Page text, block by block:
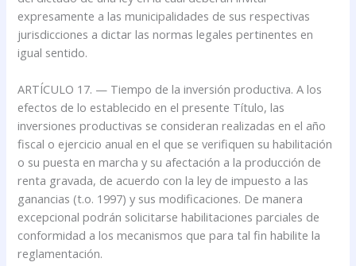
expresamente a las municipalidades de sus respectivas
jurisdicciones a dictar las normas legales pertinentes en
igual sentido.
ARTÍCULO 17. — Tiempo de la inversión productiva. A los
efectos de lo establecido en el presente Título, las
inversiones productivas se consideran realizadas en el año
fiscal o ejercicio anual en el que se verifiquen su habilitación
o su puesta en marcha y su afectación a la producción de
renta gravada, de acuerdo con la ley de impuesto a las
ganancias (t.o. 1997) y sus modificaciones. De manera
excepcional podrán solicitarse habilitaciones parciales de
conformidad a los mecanismos que para tal fin habilite la
reglamentación.